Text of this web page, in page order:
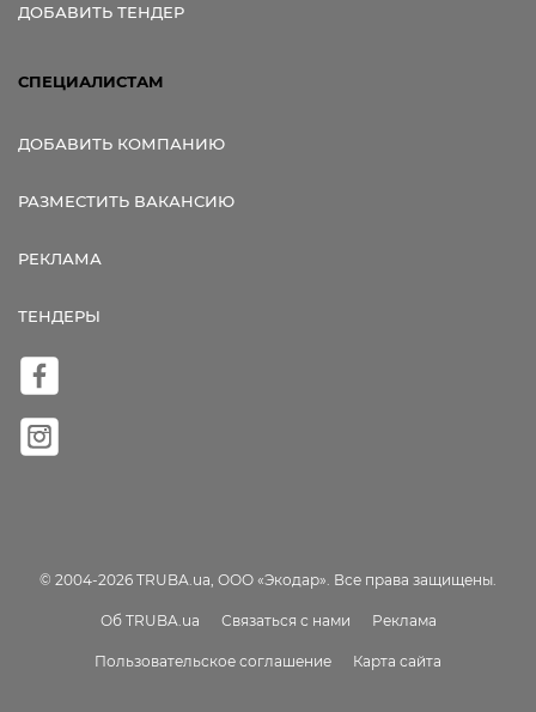
ДОБАВИТЬ ТЕНДЕР
СПЕЦИАЛИСТАМ
ДОБАВИТЬ КОМПАНИЮ
РАЗМЕСТИТЬ ВАКАНСИЮ
РЕКЛАМА
ТЕНДЕРЫ
© 2004-2026 TRUBA.ua, ООО «Экодар». Все права защищены.
Об TRUBA.ua Связаться с нами Реклама
Пользовательское соглашение Карта сайта